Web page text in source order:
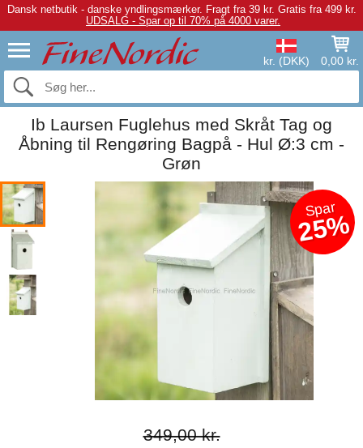
Dansk netbutik - danske yndlingsmærker. Fragt fra 39 kr. Gratis fra 499 kr.
UDSALG - Spar op til 70% på 4000 varer.
kr. (DKK) 0,00 kr.
Ib Laursen Fuglehus med Skråt Tag og
Åbning til Rengøring Bagpå - Hul Ø:3 cm -
Grøn
Spar
25%
349,00 kr.